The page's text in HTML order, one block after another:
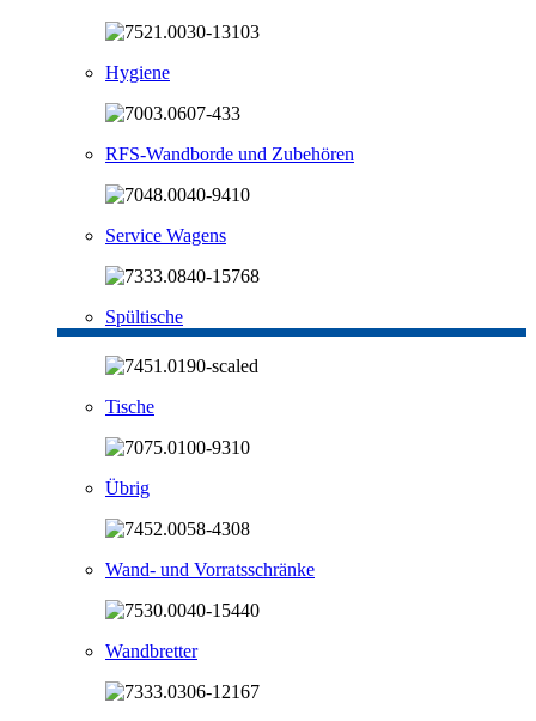
Hygiene
RFS-Wandborde und Zubehören
Service Wagens
Spültische
Tische
Übrig
Wand- und Vorratsschränke
Wandbretter